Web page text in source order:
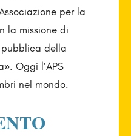
per la
la missione di
pubblica della
Oggi l’APS
nel mondo.